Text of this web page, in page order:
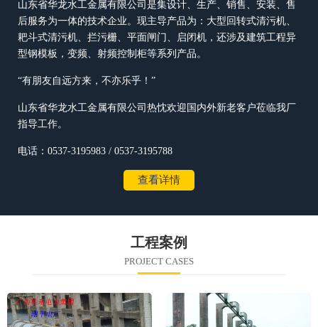
山东省华龙水工金属有限公司是集设计、生产、销售、安装、售
后服务为一体的技术企业。现主导产品为：大型回转式清污机、
耙斗式清污机、拦污栅、平面闸门、启闭机，还涉及建筑工程异
型钢模板，变频、射频控制柜等系列产品。
“有朋友自远方来，不亦乐乎！”
山东省华龙水工金属有限公司热忱欢迎国内外新老客户莅临我厂
指导工作。
电话：0537-3195983 / 0537-3195788
查看详情
工程案例
PROJECT CASES